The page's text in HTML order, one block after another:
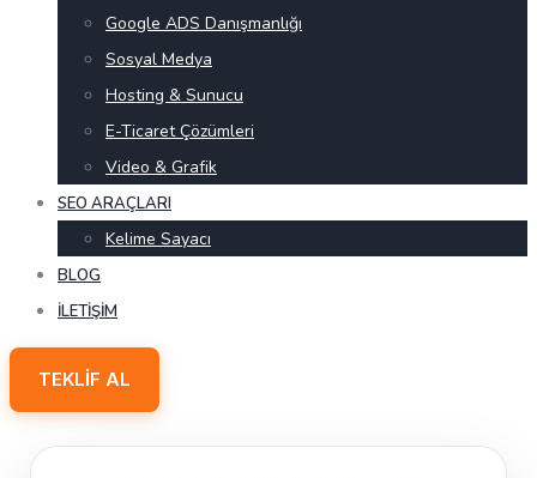
Google ADS Danışmanlığı
Sosyal Medya
Hosting & Sunucu
E-Ticaret Çözümleri
Video & Grafik
SEO ARAÇLARI
Kelime Sayacı
BLOG
İLETIŞIM
TEKLIF AL